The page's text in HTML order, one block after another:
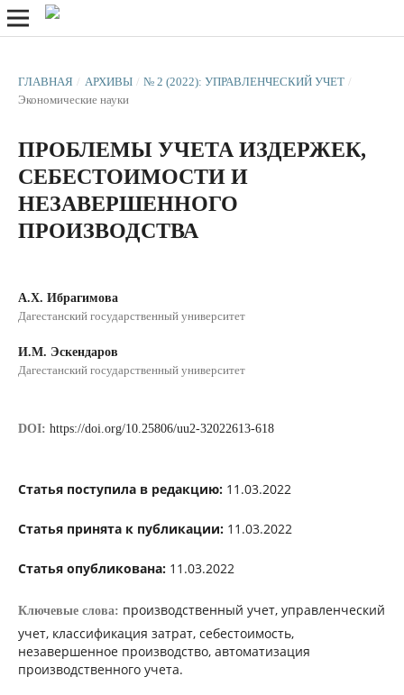
ГЛАВНАЯ / АРХИВЫ / № 2 (2022): УПРАВЛЕНЧЕСКИЙ УЧЕТ /
Экономические науки
ПРОБЛЕМЫ УЧЕТА ИЗДЕРЖЕК,
СЕБЕСТОИМОСТИ И
НЕЗАВЕРШЕННОГО
ПРОИЗВОДСТВА
А.Х. Ибрагимова
Дагестанский государственный университет
И.M. Эскендаров
Дагестанский государственный университет
DOI: https://doi.org/10.25806/uu2-32022613-618
Статья поступила в редакцию:11.03.2022
Статья принята к публикации:11.03.2022
Статья опубликована:11.03.2022
Ключевые слова: производственный учет, управленческий
учет, классификация затрат, себестоимость,
незавершенное производство, автоматизация
производственного учета.